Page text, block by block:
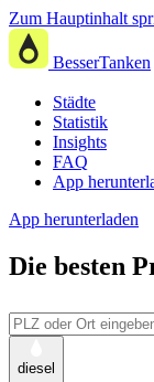
Zum Hauptinhalt
BesserTanken
Städte
Statistik
Insights
FAQ
App
App herunterladen
Die besten
diesel